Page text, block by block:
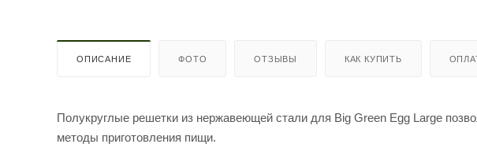
ОПИСАНИЕ ФОТО ОТЗЫВЫ КАК КУПИТЬ
Полукруглые решетки из нержавеющей стали для Big Green Egg Large
методы приготовления пищи.